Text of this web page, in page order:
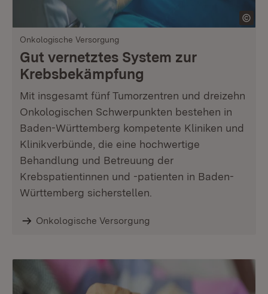
Onkologische Versorgung
Gut vernetztes System zur
Krebsbekämpfung
Mit insgesamt fünf Tumorzentren und dreizehn
Onkologischen Schwerpunkten bestehen in
Baden-Württemberg kompetente Kliniken und
Klinikverbünde, die eine hochwertige
Behandlung und Betreuung der
Krebspatientinnen und -patienten in Baden-
Württemberg sicherstellen.
Onkologische Versorgung